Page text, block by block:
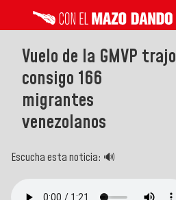
Vuelo de la GMVP trajo
consigo 166
migrantes
venezolanos
Escucha esta noticia: 🔊